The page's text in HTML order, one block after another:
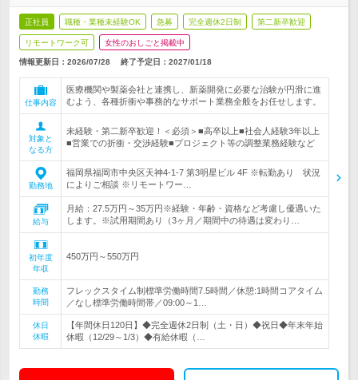
正社員 職種・業種未経験OK 急募 完全週休2日制 第二新卒歓迎
リモートワーク可 女性のおしごと掲載中
情報更新日：2026/07/28 終了予定日： 2027/01/18
仕事内容
医療機関や製薬会社と連携し、新薬開発に必要な治験が円滑に進
むよう、各種折衝や事務的なサポート業務全般をお任せします。
対象と
なる方
未経験・第二新卒歓迎！＜必須＞■高卒以上■社会人経験3年以上
■営業での折衝・交渉経験■プロジェクト等の調整業務経験など
勤務地
福岡県福岡市中央区天神4-1-7 第3明星ビル 4F ※転勤あり 状況
によりご相談 ※リモートワー…
給与
月給：27.5万円～35万円※経験・年齢・資格など考慮し優遇いた
します。※試用期間あり（3ヶ月／期間中の待遇は変わり…
初年度
年収
450万円～550万円
勤務
時間
フレックスタイム制標準労働時間7.5時間／休憩:1時間コアタイム
／なし標準労働時間帯／09:00～1…
休日
休暇
【年間休日120日】◆完全週休2日制（土・日）◆祝日◆年末年始
休暇（12/29～1/3）◆有給休暇（…